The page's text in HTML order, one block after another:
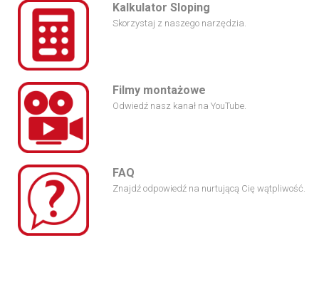
Kalkulator Sloping
Skorzystaj z naszego narzędzia.
Filmy montażowe
Odwiedź nasz kanał na YouTube.
FAQ
Znajdź odpowiedź na nurtującą Cię wątpliwość.